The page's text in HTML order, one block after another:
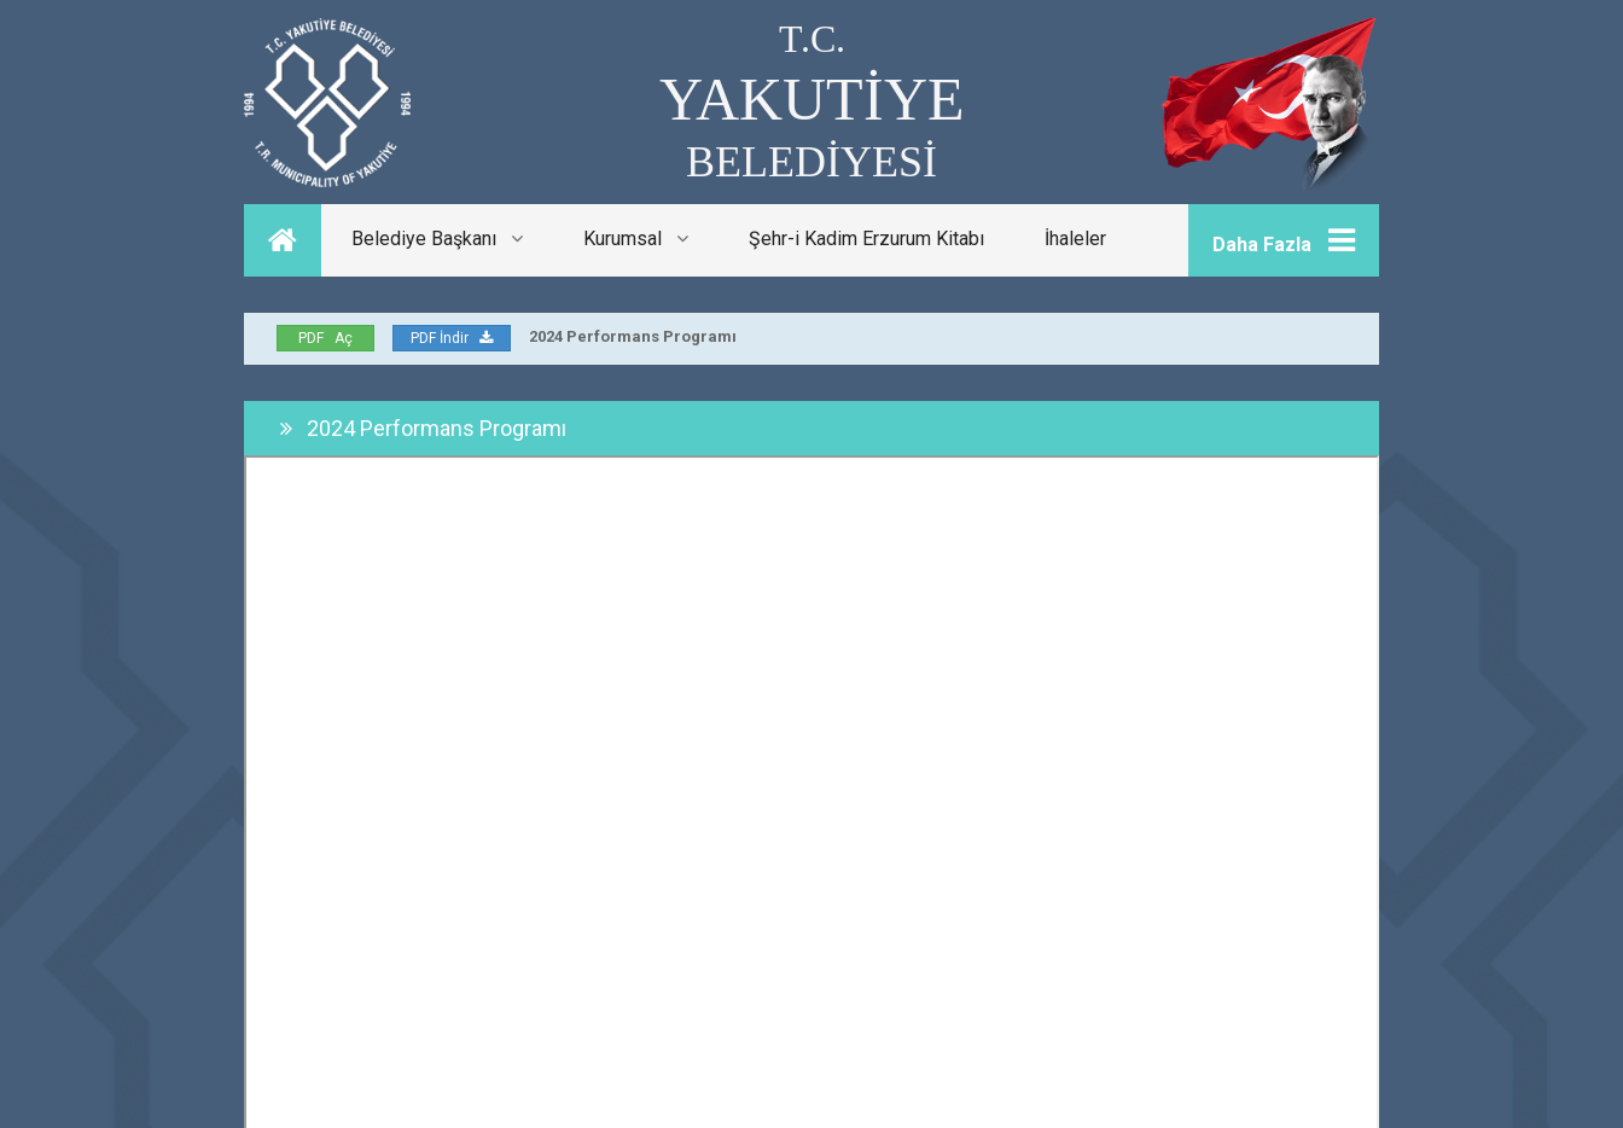
T.C.
YAKUTİYE
BELEDİYESİ
Belediye Başkanı Kurumsal Şehr-i Kadim Erzurum Kitabı İhaleler Daha Fazla
PDF Aç PDF İndir 2024 Performans Programı
2024 Performans Programı